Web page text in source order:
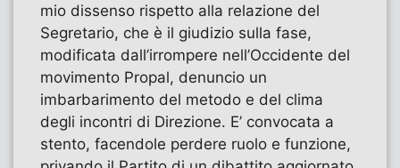
mio dissenso rispetto alla relazione del
Segretario, che è il giudizio sulla fase,
modificata dall’irrompere nell’Occidente del
movimento Propal, denuncio un
imbarbarimento del metodo e del clima
degli incontri di Direzione. E’ convocata a
stento, facendole perdere ruolo e funzione,